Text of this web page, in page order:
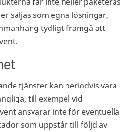
säljas som egna lösningar,
tydligt framgå att
tjänster kan periodvis vara
till exempel vid
ansvarar inte för eventuella
som uppstår till följd av